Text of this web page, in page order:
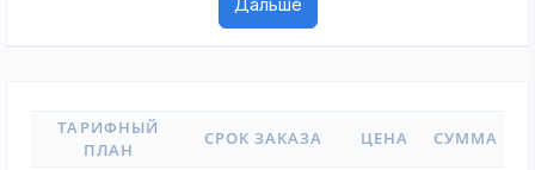
ТАРИФНЫЙ
ПЛАН
СРОК ЗАКАЗА ЦЕНА СУММА